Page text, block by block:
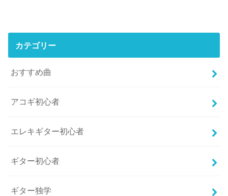
カテゴリー
おすすめ曲
アコギ初心者
エレキギター初心者
ギター初心者
ギター独学